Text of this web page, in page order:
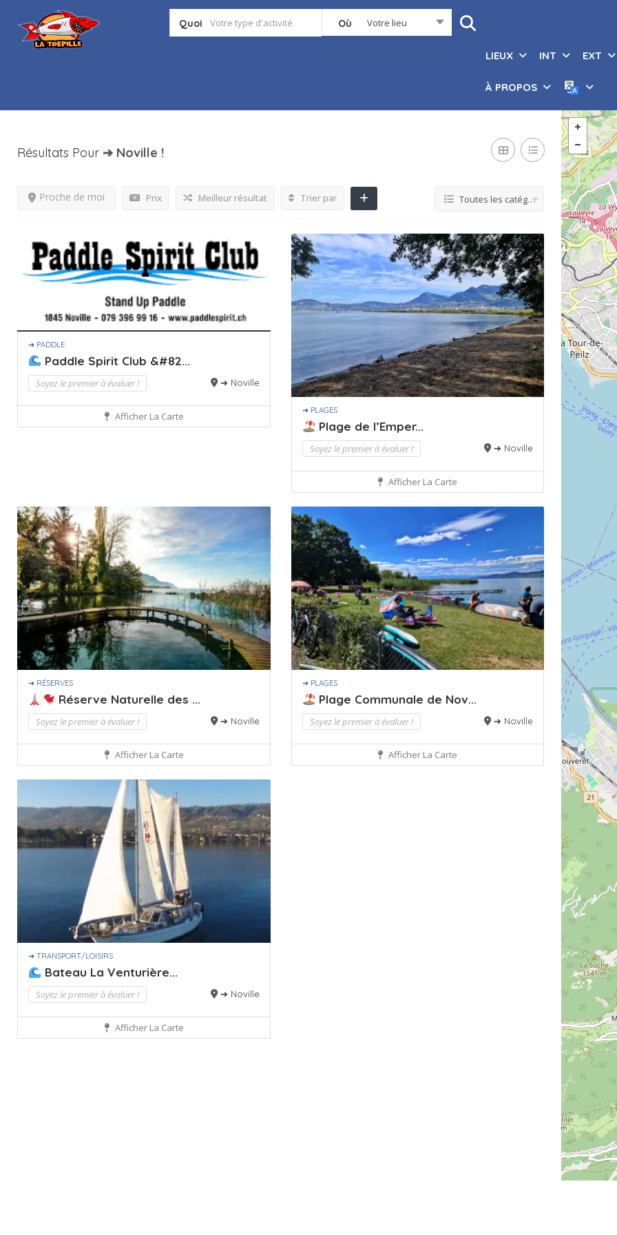
Quoi Où Votre lieu
LIEUX INT EXT
À PROPOS
Résultats Pour ➔ Noville !
Prix
Proche de moi Meilleur résultat Trier par Toutes les catégories
➔ PADDLE
Paddle Spirit Club &#82...
Soyez le premier à évaluer ! ➔ Noville
Afficher La Carte ➔ PLAGES
Plage de l’Emper...
Soyez le premier à évaluer ! ➔ Noville
Afficher La Carte
➔ RÉSERVES
Réserve Naturelle des ...
Soyez le premier à évaluer ! ➔ Noville
Afficher La Carte
➔ PLAGES
Plage Communale de Nov...
Soyez le premier à évaluer ! ➔ Noville
Afficher La Carte
➔ TRANSPORT/LOISIRS
Bateau La Venturière...
Soyez le premier à évaluer ! ➔ Noville
Afficher La Carte